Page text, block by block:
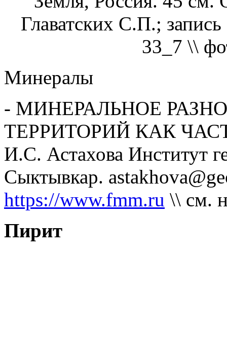
Главатских С.П.;
33_7 \\
Минералы
- МИНЕРАЛЬНОЕ
ТЕРРИТОРИЙ КАК
И.С. Астахова Институт
Сыктывкар.
https://www.fmm.ru \\ см.
Пирит